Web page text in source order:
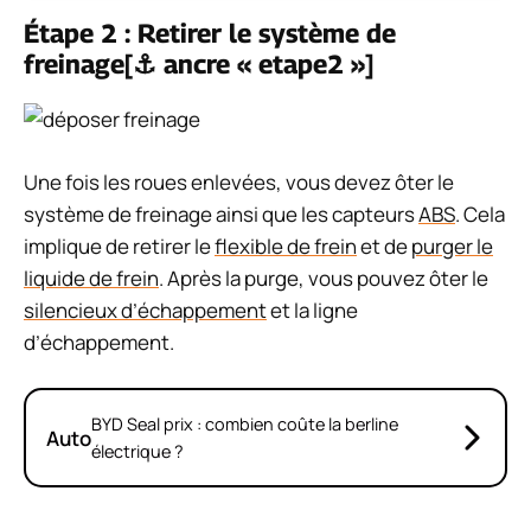
Étape 2 : Retirer le système de
freinage[⚓ ancre « etape2 »]
Une fois les roues enlevées, vous devez ôter le
système de freinage ainsi que les capteursABS. Cela
implique de retirer leflexible de freinet depurger le
liquide de frein. Après la purge, vous pouvez ôter le
silencieux d’échappementet la ligne
d’échappement.
AutoBYD Seal prix : combien coûte la berline
électrique ?